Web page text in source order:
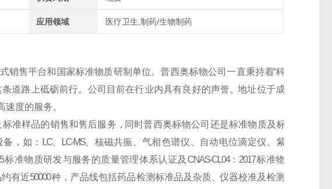
应用领域 医疗卫生,制药/生物制药
式销售平台和 国 家标准物 质研制 单位 。 普西奥标物公司 一 直秉持着“ 科
道 路 上 砥 砺 前 行 。 公 司 目 前 在 行 业 内 具 有 良 好 的 声 誉 。地 址 位 于 成
度 的 服 务 。
标准样品的销售和售 后 服务 ，同 时普西奥标物公司 还是标准物 质及标
备 ， 如 ： LC、 LC-MS、 核 磁 共 振 、 气 相 色 谱 仪 、 自 动 电 位 滴 定 仪 、 紫
标 准 物 质 研 发 与 服 务 的 质 量 管 理 体 系 认 证 及 CNAS-CL04： 2017标 准 物
约 有 近50000种 ， 产 品 线 包 括 药 品 检 测 标 准 品 及 杂 质 、仪 器 校 准 及 检 测